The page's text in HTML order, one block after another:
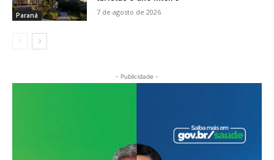
Paraná 7 de agosto de 2026
- Publicidade -